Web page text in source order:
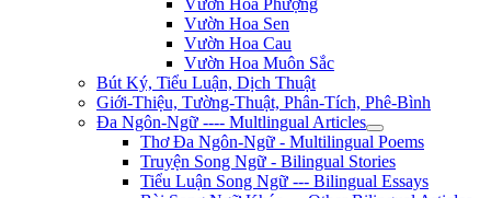
Vườn Hoa Phượng
Vườn Hoa Sen
Vườn Hoa Cau
Vườn Hoa Muôn Sắc
Bút Ký, Tiểu Luận, Dịch Thuật
Giới-Thiệu, Tường-Thuật, Phân-Tích, Phê-Bình
Đa Ngôn-Ngữ ---- Multlingual Articles
Thơ Đa Ngôn-Ngữ - Multilingual Poems
Truyện Song Ngữ - Bilingual Stories
Tiểu Luận Song Ngữ --- Bilingual Essays